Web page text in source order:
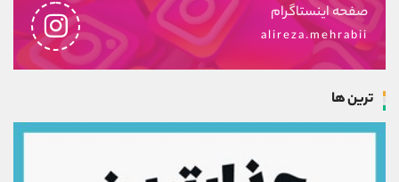
صفحه اینستاگرام
alireza.mehrabii
ترین ها